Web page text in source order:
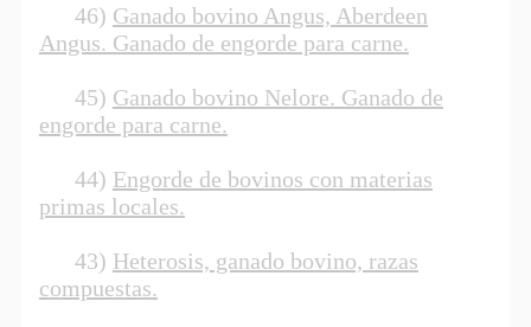
46) Ganado bovino Angus, Aberdeen
Angus. Ganado de engorde para carne.
45) Ganado bovino Nelore. Ganado de
engorde para carne.
44) Engorde de bovinos con materias
primas locales.
43) Heterosis, ganado bovino, razas
compuestas.